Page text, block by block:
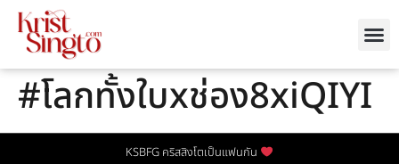
#โลกทั้งใบxช่อง8xiQIYI
KSBFG คริสสิงโตเป็นแฟนกัน